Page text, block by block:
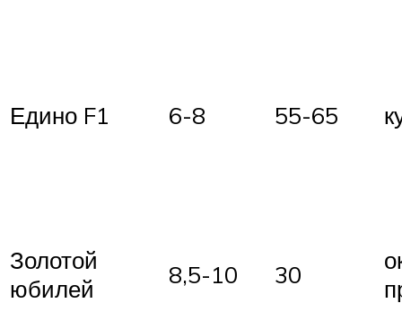
Едино F1 6-8 55-65
Золотой
юбилей
8,5-10 30